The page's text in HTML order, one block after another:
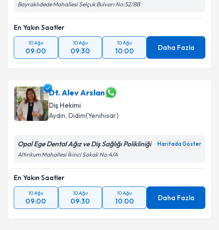
Bayraklıdede Mahallesi Selçuk Bulvarı No:52/BB
En Yakın Saatler
10 Ağu
09:00
10 Ağu
09:30
10 Ağu
10:00 Daha Fazla
Dt. Alev Arslan
Diş Hekimi
Aydın, Didim(Yenihisar)
Opal Ege Dental Ağız ve Diş Sağlığı Polikliniği Haritada Göster
Altınkum Mahallesi İkinci Sokak No:4/A
En Yakın Saatler
10 Ağu
09:00
10 Ağu
09:30
10 Ağu
10:00 Daha Fazla